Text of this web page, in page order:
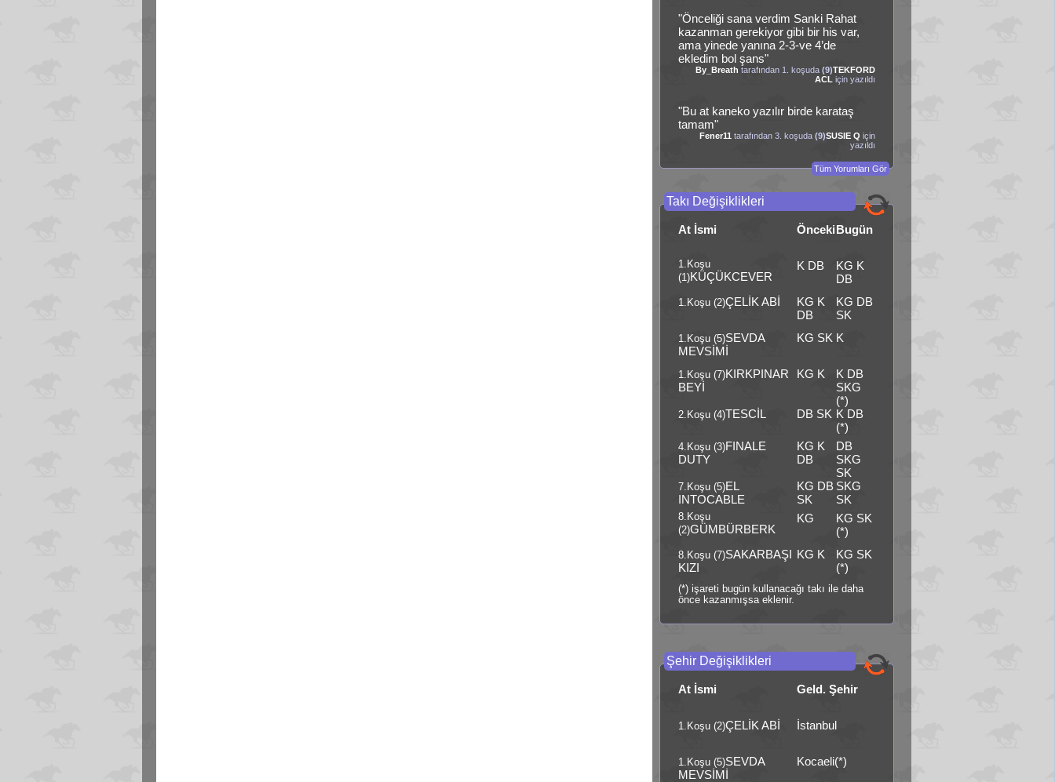
"Önceliği sana verdim Sanki Rahat
kazanman gerekiyor gibi bir his var,
ama yinede yanına 2-3-ve 4’de
ekledim bol şans"
By_Breath tarafından 1. koşuda(9)TEKFORD
ACL için yazıldı
"Bu at kaneko yazılır birde karataş
tamam"
Fener11 tarafından 3. koşuda(9)SUSIE Q için
yazıldı
Tüm Yorumları Gör
Takı Değişiklikleri
At İsmi ÖncekiBugün
1.Koşu
(1)KÜÇÜKCEVER
K DB
KG K
DB
1.Koşu (2)ÇELİK ABİ
KG K
DB
KG DB
SK
1.Koşu (5)SEVDA
MEVSİMİ
KG SK K
1.Koşu (7)KIRKPINAR
BEYİ
KG K
K DB
SKG
(*)
2.Koşu (4)TESCİL DB SK K DB
(*)
4.Koşu (3)FINALE
DUTY
KG K
DB
DB
SKG
SK
7.Koşu (5)EL
INTOCABLE
KG DB
SK
SKG
SK
8.Koşu
(2)GÜMBÜRBERK
KG
KG SK
(*)
8.Koşu (7)SAKARBAŞI
KIZI
KG K
KG SK
(*)
(*) işareti bugün kullanacağı takı ile daha
önce kazanmışsa eklenir.
Şehir Değişiklikleri
At İsmi Geld. Şehir
1.Koşu (2)ÇELİK ABİ İstanbul
1.Koşu (5)SEVDA
MEVSİMİ
Kocaeli(*)